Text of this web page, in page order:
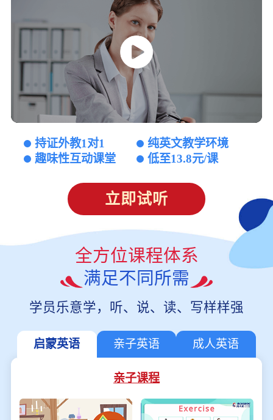
持证外教1对1
纯英文教学环境
趣味性互动课堂
低至13.8元/课
立即试听
全方位课程体系
满足不同所需
学员乐意学，听、说、读、写样样强
启蒙英语 亲子英语 成人英语
亲子课程